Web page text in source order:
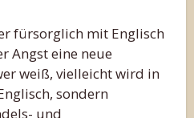
fürsorglich mit Englisch
Angst eine neue
weiß, vielleicht wird in
sondern
und